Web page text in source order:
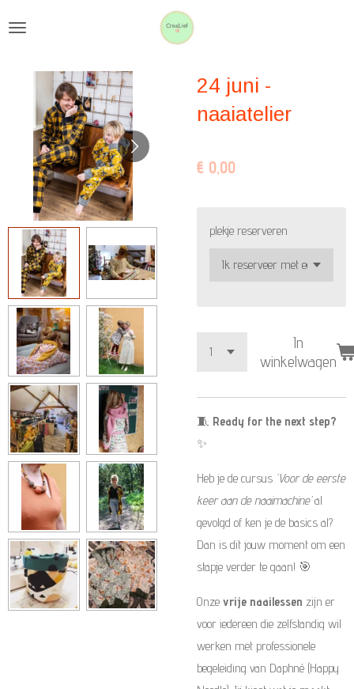
hoofdinhoud
24 juni -
naaiatelier
€ 0,00
plekje reserveren
In
winkelwagen
🧵 Ready for the next step?
✨
Heb je de cursus ‘Voor de eerste
keer aan de naaimachine’al
gevolgd of ken je de basics al?
Dan is dit jouw moment om een
stapje verder te gaan! 🎯
Onze vrije naailessen zijn er
voor iedereen die zelfstandig wil
werken met professionele
begeleiding van Daphné (Happy